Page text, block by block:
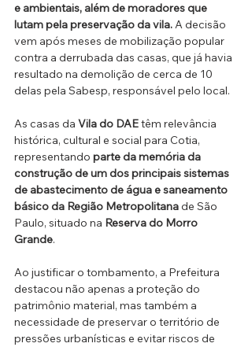
e ambientais, além de moradores que
lutam pela preservação da vila. A decisão
vem após meses de mobilização popular
contra a derrubada das casas, que já havia
resultado na demolição de cerca de 10
delas pela Sabesp, responsável pelo local.
As casas da Vila do DAE têm relevância
histórica, cultural e social para Cotia,
representando parte da memória da
construção de um dosprincipais sistemas
de abastecimento de água e saneamento
básico da Região Metropolitana de São
Paulo, situado na Reserva do Morro
Grande.
Ao justificar o tombamento, a Prefeitura
destacou não apenas a proteção do
patrimônio material, mas também a
necessidade de preservar o território de
pressões urbanísticas e evitar riscos de